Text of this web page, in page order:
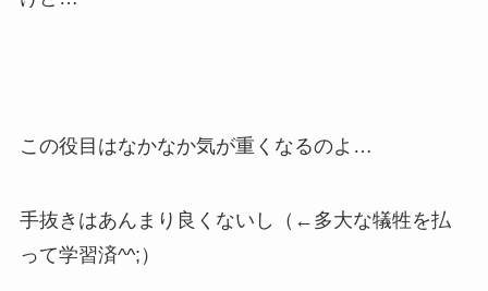
この役目はなかなか気が重くなるのよ…
手抜きはあんまり良くないし（←多大な犠牲を払
って学習済^^;）